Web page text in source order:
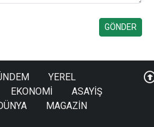
YEREL
EKONOMİ
ASAYİŞ
MAGAZİN